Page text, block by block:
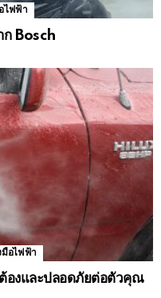
ไฟฟ้า
ก Bosch
มือไฟฟ้า
องและปลอดภัยต่อตัวคุณ